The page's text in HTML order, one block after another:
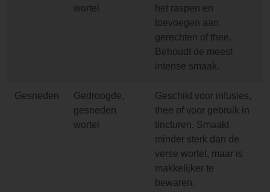
wortel
het raspen en
toevoegen aan
gerechten of thee.
Behoudt de meest
intense smaak.
Gesneden
Gedroogde,
gesneden
wortel
Geschikt voor infusies,
thee of voor gebruik in
tincturen. Smaakt
minder sterk dan de
verse wortel, maar is
makkelijker te
bewaren.